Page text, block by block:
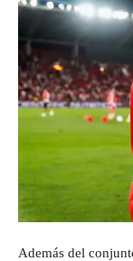
Además del